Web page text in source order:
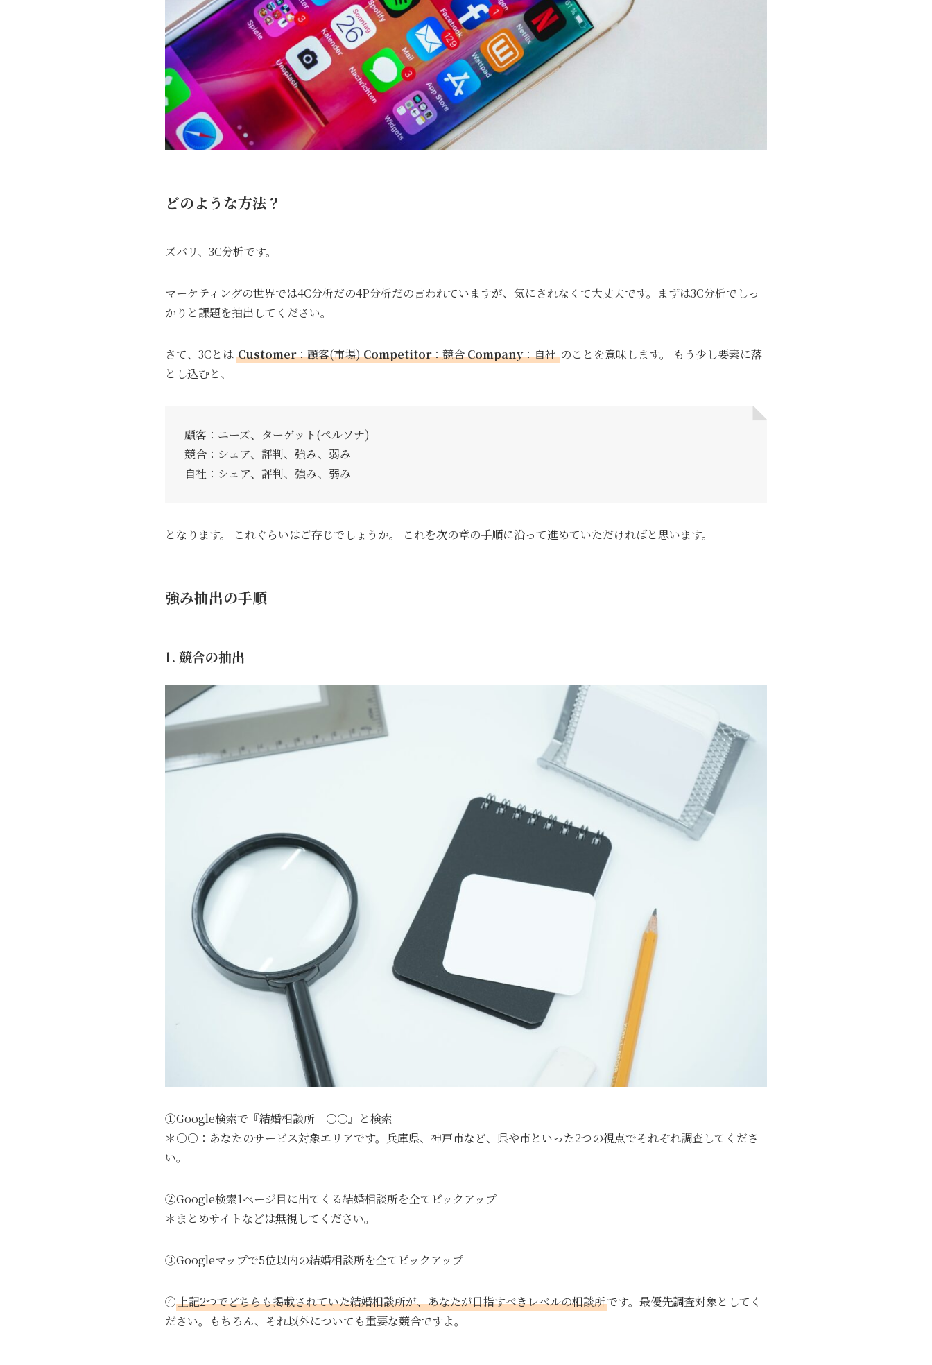
どのような方法？
ズバリ、3C分析です。
マーケティングの世界では4C分析だの4P分析だの言われていますが、気にされなくて大丈夫です。まずは3C分析でしっ
かりと課題を抽出してください。
さて、3Cとは Customer：顧客(市場)Competitor：競合Company：自社のことを意味します。 もう少し要素に落
とし込むと、
顧客：ニーズ、ターゲット(ペルソナ)
競合：シェア、評判、強み、弱み
自社：シェア、評判、強み、弱み
となります。 これぐらいはご存じでしょうか。 これを次の章の手順に沿って進めていただければと思います。
強み抽出の手順
1. 競合の抽出
①Google検索で『結婚相談所 ○○』と検索
＊○○：あなたのサービス対象エリアです。兵庫県、神戸市など、県や市といった2つの視点でそれぞれ調査してくださ
い。
②Google検索1ページ目に出てくる結婚相談所を全てピックアップ
＊まとめサイトなどは無視してください。
③Googleマップで5位以内の結婚相談所を全てピックアップ
④上記2つでどちらも掲載されていた結婚相談所が、あなたが目指すべきレベルの相談所です。最優先調査対象としてく
ださい。もちろん、それ以外についても重要な競合ですよ。